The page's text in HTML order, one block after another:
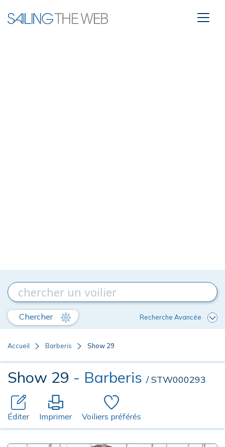
Chercher Recherche Avancée
Accueil Barberis Show 29
Show 29 - Barberis / STW000293
Éditer Imprimer Voiliers préférés